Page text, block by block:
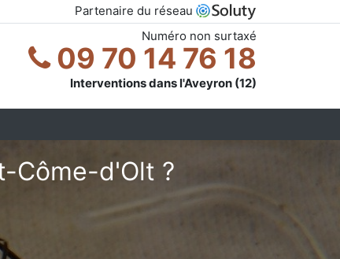
Partenaire du réseau
Numéro non surtaxé
09 70 14 76 18
Interventions dans l'Aveyron (12)
Côme-d'Olt ?